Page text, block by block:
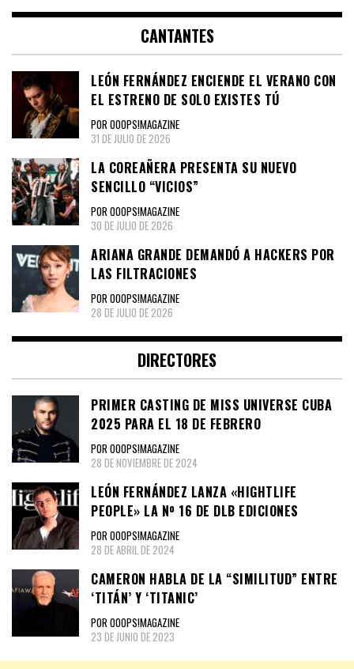
CANTANTES
LEÓN FERNÁNDEZ ENCIENDE EL VERANO CON
EL ESTRENO DE SOLO EXISTES TÚ
POR OOOPS!MAGAZINE
31 DE JULIO DE 2026
LA COREAÑERA PRESENTA SU NUEVO
SENCILLO “VICIOS”
POR OOOPS!MAGAZINE
30 DE JULIO DE 2026
ARIANA GRANDE DEMANDÓ A HACKERS POR
LAS FILTRACIONES
POR OOOPS!MAGAZINE
28 DE JULIO DE 2026
DIRECTORES
PRIMER CASTING DE MISS UNIVERSE CUBA
2025 PARA EL 18 DE FEBRERO
POR OOOPS!MAGAZINE
28 DE NOVIEMBRE DE 2024
LEÓN FERNÁNDEZ LANZA «HIGHTLIFE
PEOPLE» LA Nº 16 DE DLB EDICIONES
POR OOOPS!MAGAZINE
28 DE ABRIL DE 2024
CAMERON HABLA DE LA “SIMILITUD” ENTRE
‘TITÁN’ Y ‘TITANIC’
POR OOOPS!MAGAZINE
23 DE JUNIO DE 2023